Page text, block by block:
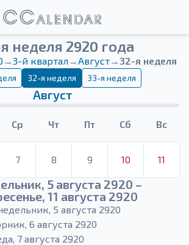
неделя 2920 года
→3-й квартал→Август→32-я неделя
32-я неделя 33-я неделя
Август
Ср Чт Пт Сб Вс
7 8 9 10 11
5 августа 2920 –
11 августа 2920
5 августа 2920
6 августа 2920
7 августа 2920